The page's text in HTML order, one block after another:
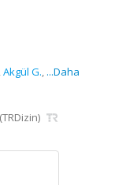
,Akgül G., ...Daha